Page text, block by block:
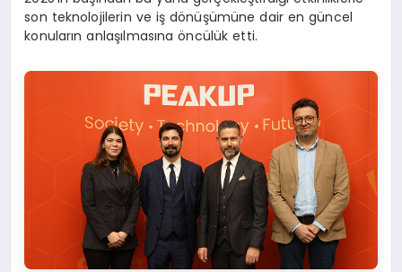
son teknolojilerin ve iş dönüşümüne dair en güncel
konuların anlaşılmasına öncülük etti.